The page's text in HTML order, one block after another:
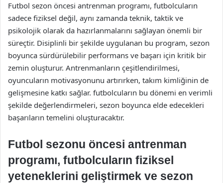
Futbol sezon öncesi antrenman programı, futbolcuların
sadece fiziksel değil, aynı zamanda teknik, taktik ve
psikolojik olarak da hazırlanmalarını sağlayan önemli bir
süreçtir. Disiplinli bir şekilde uygulanan bu program, sezon
boyunca sürdürülebilir performans ve başarı için kritik bir
zemin oluşturur. Antrenmanların çeşitlendirilmesi,
oyuncuların motivasyonunu artırırken, takım kimliğinin de
gelişmesine katkı sağlar. futbolcuların bu dönemi en verimli
şekilde değerlendirmeleri, sezon boyunca elde edecekleri
başarıların temelini oluşturacaktır.
Futbol sezonu öncesi antrenman
programı, futbolcuların fiziksel
yeteneklerini geliştirmek ve sezon